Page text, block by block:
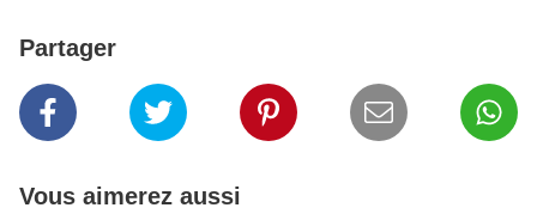
Partager
Vous aimerez aussi